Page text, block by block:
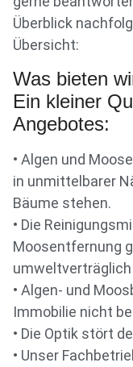
Überblick
Übersicht:
Was bieten
Ein kleiner
Angebotes:
• Algen und
in unmittelbarer
Bäume stehen.
• Die
Moosentfernung
• Algen- und
Immobilie nicht
• Die Optik stört
• Unser